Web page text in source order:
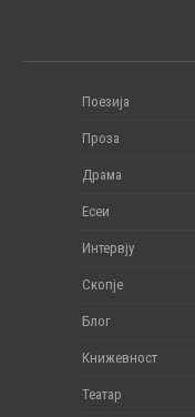
Поезија
Проза
Драма
Есеи
Интервју
Скопје
Блог
Книжевност
Театар